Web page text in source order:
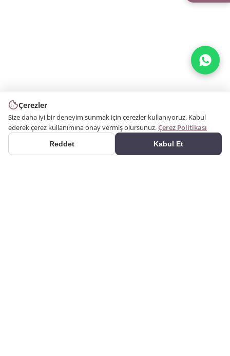
Çerezler
Size daha iyi bir deneyim sunmak için çerezler kullanıyoruz. Kabul
ederek çerez kullanımına onay vermiş olursunuz.Çerez Politikası
Reddet Kabul Et